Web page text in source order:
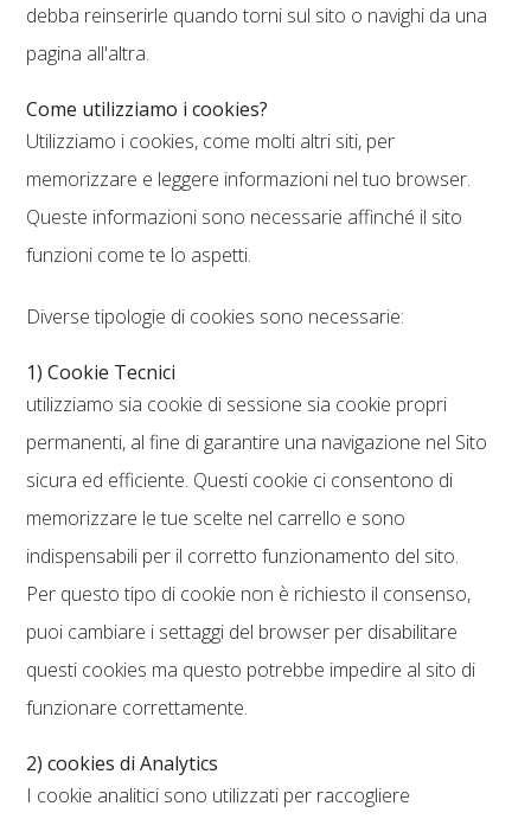
debba reinserirle quando torni sul sito o navighi da una
pagina all'altra.
Come utilizziamo i cookies?
Utilizziamo i cookies, come molti altri siti, per
memorizzare e leggere informazioni nel tuo browser.
Queste informazioni sono necessarie affinché il sito
funzioni come te lo aspetti.
Diverse tipologie di cookies sono necessarie:
1) Cookie Tecnici
utilizziamo sia cookie di sessione sia cookie propri
permanenti, al fine di garantire una navigazione nel Sito
sicura ed efficiente. Questi cookie ci consentono di
memorizzare le tue scelte nel carrello e sono
indispensabili per il corretto funzionamento del sito.
Per questo tipo di cookie non è richiesto il consenso,
puoi cambiare i settaggi del browser per disabilitare
questi cookies ma questo potrebbe impedire al sito di
funzionare correttamente.
2) cookies di Analytics
I cookie analitici sono utilizzati per raccogliere